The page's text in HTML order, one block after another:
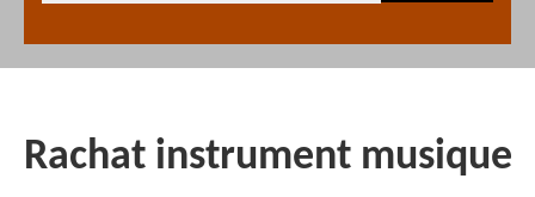
Rachat instrument musique